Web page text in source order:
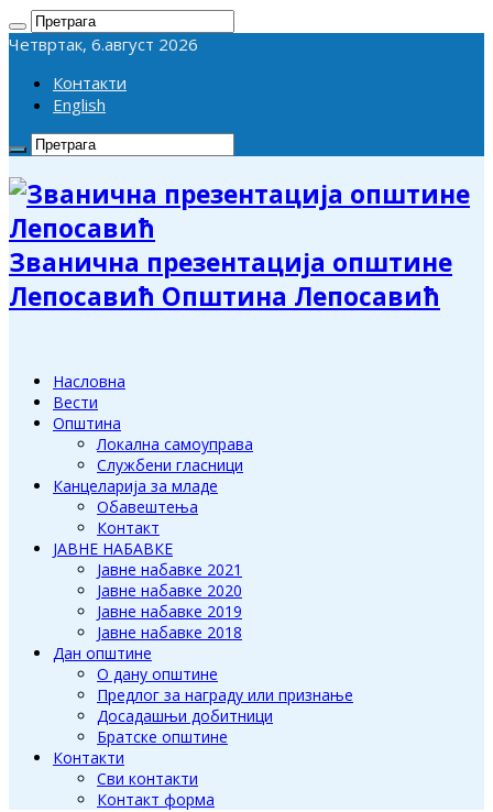
Четвртак, 6.август 2026
Контакти
English
Званична презентација општине
Лепосавић Општина Лепосавић
Насловна
Вести
Општина
Локална самоуправа
Службени гласници
Канцеларија за младе
Обавештења
Контакт
ЈАВНЕ НАБАВКЕ
Јавне набавке 2021
Јавне набавке 2020
Јавне набавке 2019
Јавне набавке 2018
Дан општине
О дану општине
Предлог за награду или признање
Досадашњи добитници
Братске општине
Контакти
Сви контакти
Контакт форма